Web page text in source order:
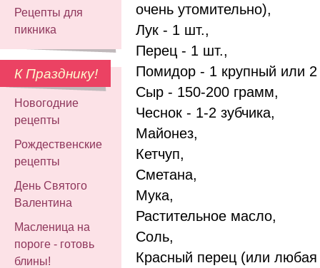
Рецепты для
пикника
К Празднику!
Новогодние
рецепты
Рождественские
рецепты
День Святого
Валентина
Масленица на
пороге - готовь
блины!
очень утомительно),
Лук - 1 шт.,
Перец - 1 шт.,
Помидор - 1 крупный или 2
Сыр - 150-200 грамм,
Чеснок - 1-2 зубчика,
Майонез,
Кетчуп,
Сметана,
Мука,
Растительное масло,
Соль,
Красный перец (или любая